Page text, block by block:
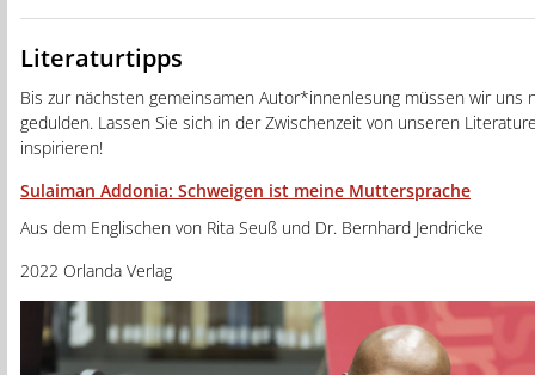
Literaturtipps
Bis zur nächsten gemeinsamen Autor*innenlesung müssen wir uns
gedulden. Lassen Sie sich in der Zwischenzeit von unseren
inspirieren!
Sulaiman Addonia: Schweigen ist meine Muttersprache
Aus dem Englischen von Rita Seuß und Dr. Bernhard Jendricke
2022 Orlanda Verlag